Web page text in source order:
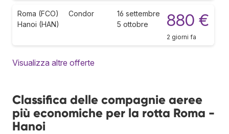
Roma (FCO)
Hanoi (HAN)
Condor
16 settembre
5 ottobre
880 €
2 giorni fa
Visualizza altre offerte
Classifica delle compagnie aeree
più economiche per la rotta Roma -
Hanoi